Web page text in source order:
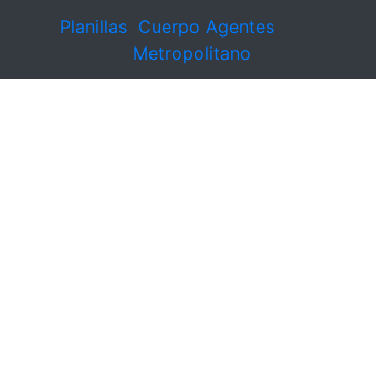
Planillas Cuerpo Agentes
Metropolitano